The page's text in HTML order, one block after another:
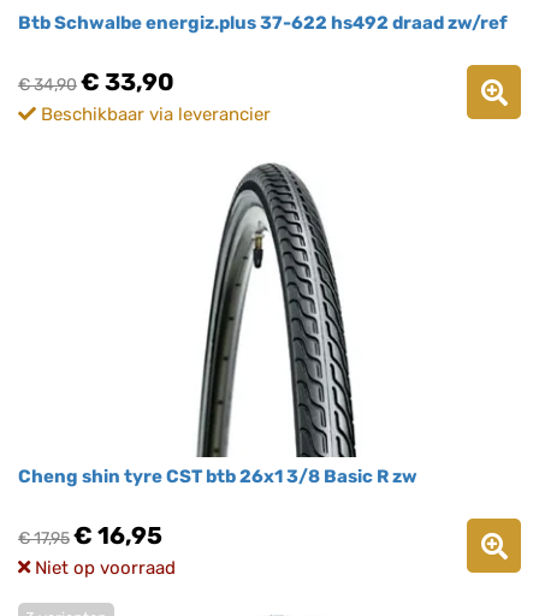
Btb Schwalbe energiz.plus 37-622 hs492 draad zw/ref
€ 34,90€ 33,90
Beschikbaar via leverancier
Cheng shin tyre CST btb 26x1 3/8 Basic R zw
€ 17,95€ 16,95
Niet op voorraad